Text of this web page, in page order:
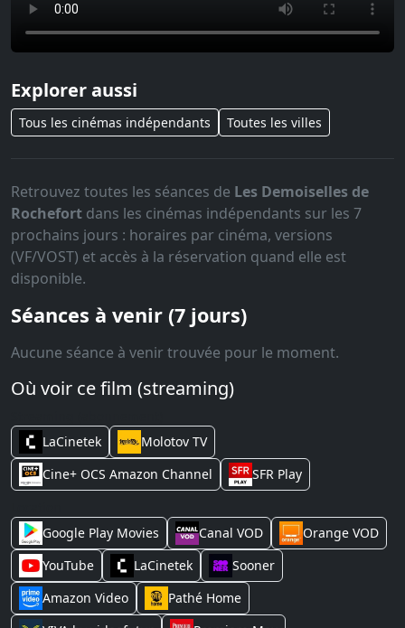
Explorer aussi
Tous les cinémas indépendants Toutes les villes
Retrouvez toutes les séances de Les Demoiselles de
Rochefort dans les cinémas indépendants sur les 7
prochains jours : horaires par cinéma, versions
(VF/VOST) et accès à la réservation quand elle est
disponible.
Séances à venir (7 jours)
Aucune séance à venir trouvée pour le moment.
Où voir ce film (streaming)
LaCinetek
Molotov TV
Cine+ OCS Amazon Channel
SFR Play
Google Play Movies
Canal VOD
Orange VOD
YouTube
LaCinetek
Sooner
Amazon Video
Pathé Home